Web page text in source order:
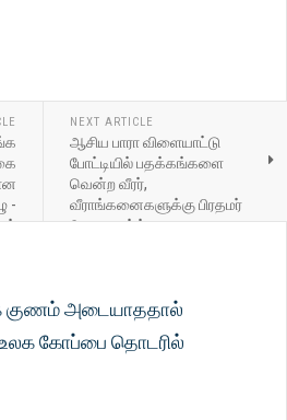
-
NEXT ARTICLE
ஆசிய பாரா விளையாட்டு
போட்டியில் பதக்கங்களை
வென்ற வீரர்,
வீராங்கனைகளுக்கு பிரதமர்
மோடி வாழ்த்து
குணம் அடையாததால்
கோப்பை தொடரில்